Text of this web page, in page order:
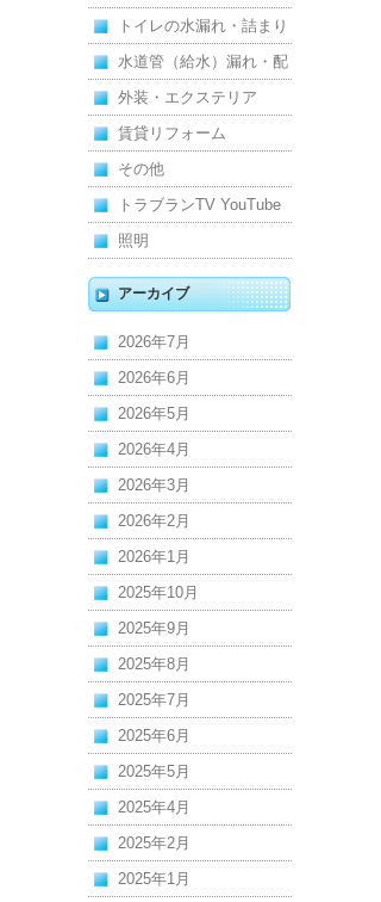
れ
トイレの水漏れ・詰まり
水道管（給水）漏れ・配
管
外装・エクステリア
賃貸リフォーム
その他
トラブランTV YouTube
照明
アーカイブ
2026年7月
2026年6月
2026年5月
2026年4月
2026年3月
2026年2月
2026年1月
2025年10月
2025年9月
2025年8月
2025年7月
2025年6月
2025年5月
2025年4月
2025年2月
2025年1月